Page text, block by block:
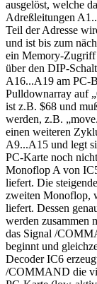
ausgelöst, welche
Adreßleitungen
Teil der Adresse
und ist bis zum
ein Memory-Zugriff
über den DIP-
A16...A19 am PC-
Pulldownarray auf
ist z.B. $68 und
werden, z.B.
einen weiteren
A9...A15 und legt
PC-Karte noch
Monoflop A von
liefert. Die
zweiten Monoflop,
liefert. Dessen
werden zusammen
das Signal /
beginnt und
Decoder IC6
/COMMAND die